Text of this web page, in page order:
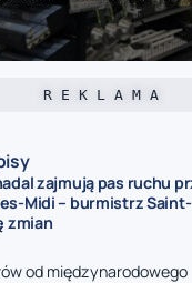
R E K L A M A
zajmują pas ruchu
Midi – burmistrz Saint-
zmian
od międzynarodowego